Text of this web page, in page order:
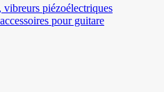
vibreurs piézoélectriques
pour guitare